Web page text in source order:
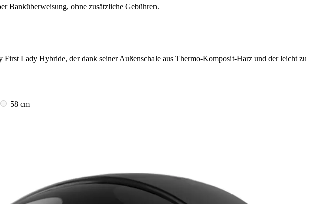
Banküberweisung, ohne zusätzliche Gebühren.
First Lady Hybride, der dank seiner Außenschale aus Thermo-Komposit-Harz und der leicht
58 cm